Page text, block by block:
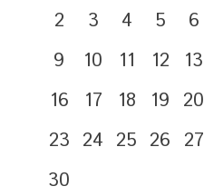
2
3 4 5 6
9
10 11 12 13
16
17 18 19 20
23 24 25 26 27
30